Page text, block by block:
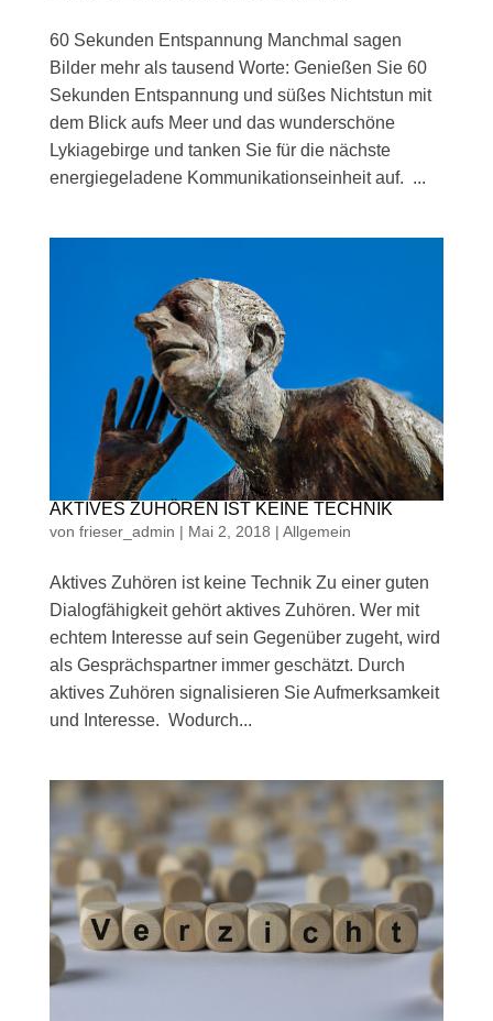
60 Sekunden Entspannung Manchmal sagen
Bilder mehr als tausend Worte: Genießen Sie 60
Sekunden Entspannung und süßes Nichtstun mit
dem Blick aufs Meer und das wunderschöne
Lykiagebirge und tanken Sie für die nächste
energiegeladene Kommunikationseinheit auf. ...
AKTIVES ZUHÖREN IST KEINE TECHNIK
von frieser_admin | Mai 2, 2018 | Allgemein
Aktives Zuhören ist keine Technik Zu einer guten
Dialogfähigkeit gehört aktives Zuhören. Wer mit
echtem Interesse auf sein Gegenüber zugeht, wird
als Gesprächspartner immer geschätzt. Durch
aktives Zuhören signalisieren Sie Aufmerksamkeit
und Interesse. Wodurch...